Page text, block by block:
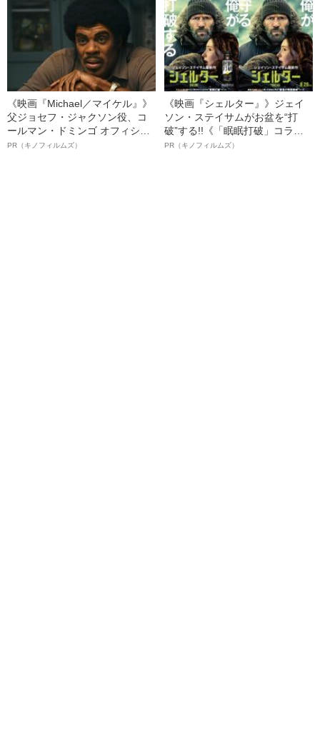
ト”が生み出した徹底ケアとは
《映画『Michael／マイケル』》
父ジョセフ・ジャクソン役、コ
ールマン・ドミンゴ オフィシャ
ルインタビュー“観客を魅了した
PR（キノフィルムズ）
《映画『シェルター』》ジェイ
ソン・ステイサムがお盆を“打
破”する!!《「眠眠打破」コラ
ボ》
PR（キノフィルムズ）